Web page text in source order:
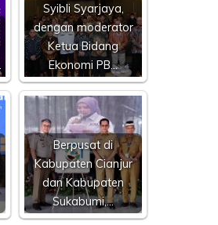
Syibli Syarjaya,
dengan moderator
Ketua Bidang
Ekonomi PB…
Berpusat di
Kabupaten Cianjur
dan Kabupaten
Sukabumi,…